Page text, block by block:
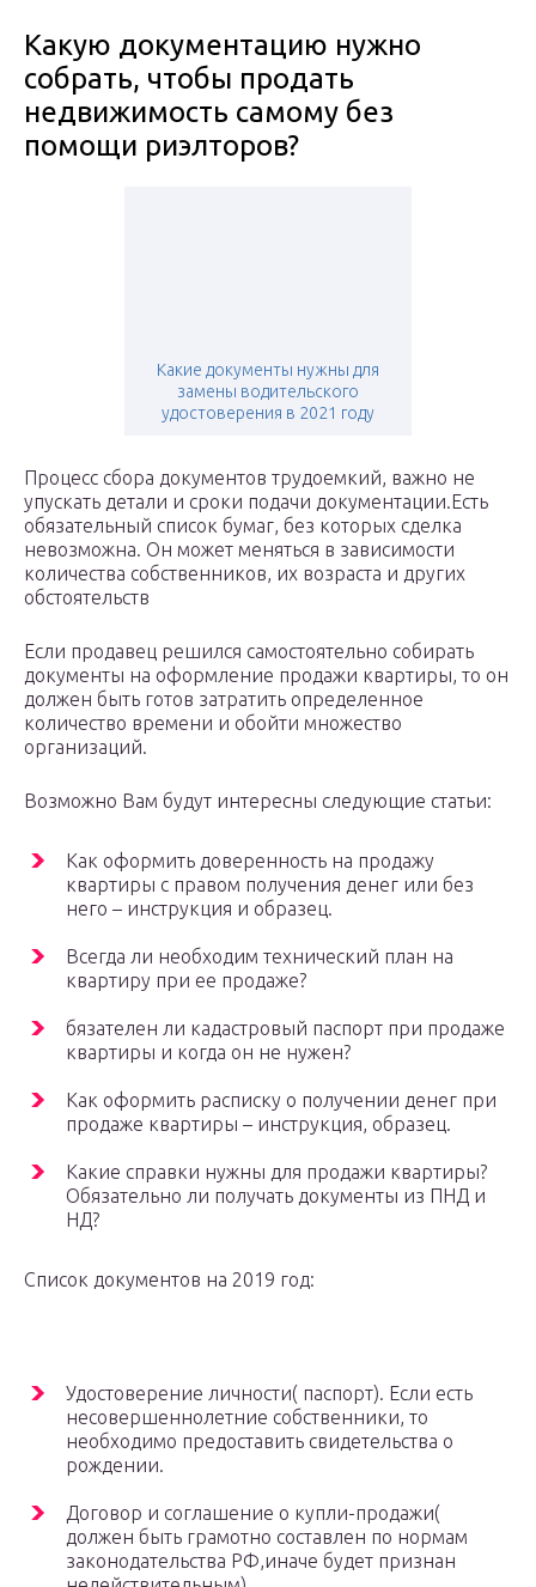
Какую документацию нужно
собрать, чтобы продать
недвижимость самому без
помощи риэлторов?
Какие документы нужны для
замены водительского
удостоверения в 2021 году
Процесс сбора документов трудоемкий, важно не
упускать детали и сроки подачи документации.Есть
обязательный список бумаг, без которых сделка
невозможна. Он может меняться в зависимости
количества собственников, их возраста и других
обстоятельств
Если продавец решился самостоятельно собирать
документы на оформление продажи квартиры, то он
должен быть готов затратить определенное
количество времени и обойти множество
организаций.
Возможно Вам будут интересны следующие статьи:
Как оформить доверенность на продажу
квартиры с правом получения денег или без
него – инструкция и образец.
Всегда ли необходим технический план на
квартиру при ее продаже?
бязателен ли кадастровый паспорт при продаже
квартиры и когда он не нужен?
Как оформить расписку о получении денег при
продаже квартиры – инструкция, образец.
Какие справки нужны для продажи квартиры?
Обязательно ли получать документы из ПНД и
НД?
Список документов на 2019 год:
Удостоверение личности( паспорт). Если есть
несовершеннолетние собственники, то
необходимо предоставить свидетельства о
рождении.
Договор и соглашение о купли-продажи(
должен быть грамотно составлен по нормам
законодательства РФ,иначе будет признан